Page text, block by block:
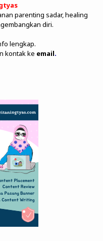
parenting sadar, healing
diri.
lengkap.
kontak ke email.